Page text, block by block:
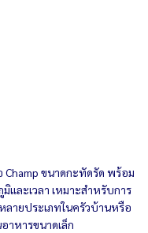
ขนาดกะทัดรัด พร้อม
ละเวลา เหมาะสำหรับการ
ายประเภทในครัวบ้านหรือ
าหารขนาดเล็ก